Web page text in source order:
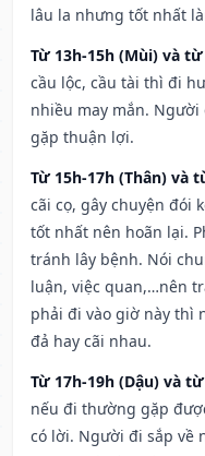
lâu la nhưng tốt nhất
Từ 13h-15h (Mùi) và
cầu lộc, cầu tài thì đi
nhiều may mắn.
gặp thuận lợi.
Từ 15h-17h (Thân) và
cãi cọ, gây chuyện đói
tốt nhất nên hoãn lại.
tránh lây bệnh. Nói
luận, việc quan,…nên
phải đi vào giờ này thì
đả hay cãi nhau.
Từ 17h-19h (Dậu) và
nếu đi thường gặp
có lời. Người đi sắp về